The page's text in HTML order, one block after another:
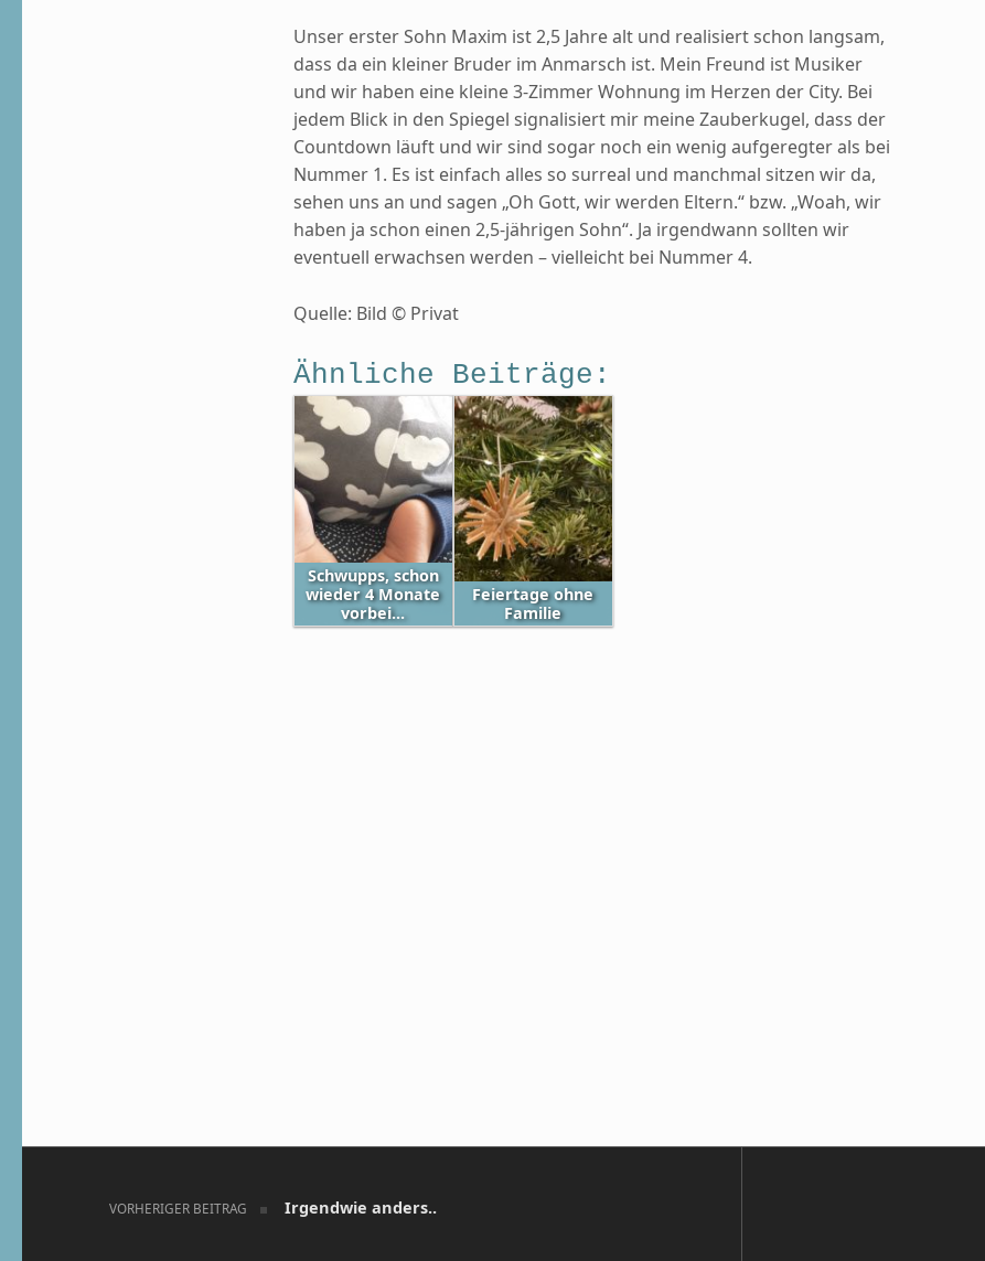
Unser erster Sohn Maxim ist 2,5 Jahre alt und realisiert schon langsam,
dass da ein kleiner Bruder im Anmarsch ist. Mein Freund ist Musiker
und wir haben eine kleine 3-Zimmer Wohnung im Herzen der City. Bei
jedem Blick in den Spiegel signalisiert mir meine Zauberkugel, dass der
Countdown läuft und wir sind sogar noch ein wenig aufgeregter als bei
Nummer 1. Es ist einfach alles so surreal und manchmal sitzen wir da,
sehen uns an und sagen „Oh Gott, wir werden Eltern.“ bzw. „Woah, wir
haben ja schon einen 2,5-jährigen Sohn“. Ja irgendwann sollten wir
eventuell erwachsen werden – vielleicht bei Nummer 4.
Quelle: Bild © Privat
Ähnliche Beiträge:
Schwupps, schon
wieder 4 Monate
vorbei...
Feiertage ohne
Familie
Beitragsnavigation
VORHERIGER BEITRAG Irgendwie anders..